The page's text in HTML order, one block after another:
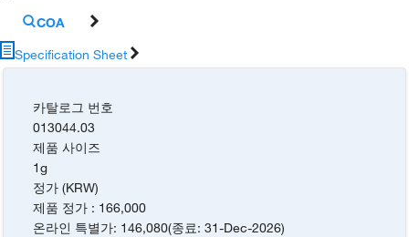
COA
Specification Sheet
카탈로그 번호
013044.03
제품 사이즈
1g
정가 (KRW)
제품 정가 : 166,000
온라인 특별가: 146,080(종료:31-Dec-2026)